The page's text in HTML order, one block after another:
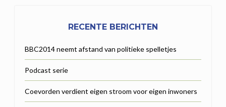
RECENTE BERICHTEN
BBC2014 neemt afstand van politieke spelletjes
Podcast serie
Coevorden verdient eigen stroom voor eigen inwoners